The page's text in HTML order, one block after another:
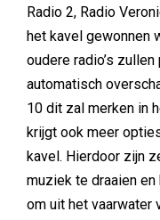
Radio 2, Radio
het kavel gewonnen
oudere radio’s
automatisch
10 dit zal merken in
krijgt ook meer
kavel. Hierdoor zijn
muziek te draaien
om uit het vaarwater